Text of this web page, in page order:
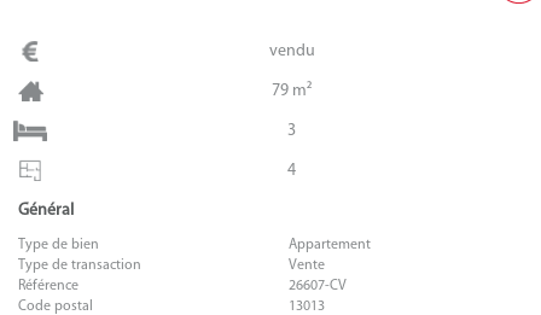
vendu
79 m²
3
4
Général
Type de bien
Appartement
Type de transaction
Vente
Référence
26607-CV
Code postal
13013